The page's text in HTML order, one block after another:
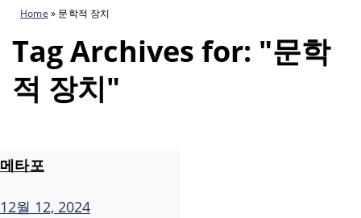
Home » 문학적 장치
Tag Archives for: "문학
적 장치"
메타포
12월 12, 2024